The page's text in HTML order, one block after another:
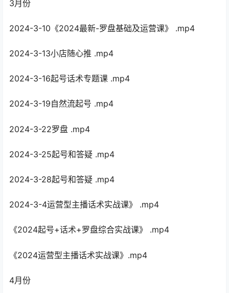
3月份
2024-3-10《2024最新-罗盘基础及运营课》 .mp4
2024-3-13小店随心推 .mp4
2024-3-16起号话术专题课 .mp4
2024-3-19自然流起号 .mp4
2024-3-22罗盘 .mp4
2024-3-25起号和答疑 .mp4
2024-3-28起号和答疑 .mp4
2024-3-4运营型主播话术实战课》 .mp4
《2024起号+话术+罗盘综合实战课》 .mp4
《2024运营型主播话术实战课》.mp4
4月份